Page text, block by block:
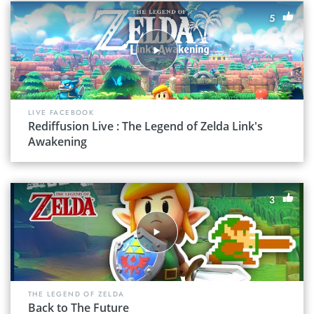
5
LIVE FACEBOOK
Rediffusion Live : The Legend of Zelda Link's
Awakening
3
THE LEGEND OF ZELDA
Back to The Future